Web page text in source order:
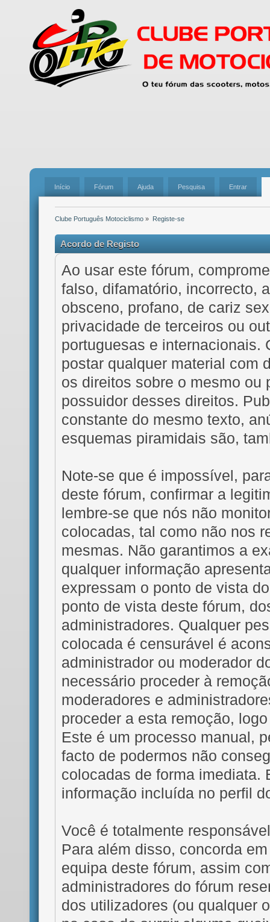
Início Fórum Ajuda Pesquisa Entrar
Clube Português Motociclismo » Registe-se
Acordo de Registo
Ao usar este fórum,
falso, difamatório, incorrecto,
obsceno, profano, de cariz
privacidade de terceiros ou
portuguesas e internacionais.
postar qualquer material com
os direitos sobre o mesmo ou
possuidor desses direitos.
constante do mesmo texto,
esquemas piramidais são,
Note-se que é impossível,
deste fórum, confirmar a
lembre-se que nós não
colocadas, tal como não nos
mesmas. Não garantimos a
qualquer informação
expressam o ponto de vista
ponto de vista deste fórum,
administradores. Qualquer
colocada é censurável é
administrador ou moderador
necessário proceder à
moderadores e
proceder a esta remoção,
Este é um processo manual,
facto de podermos não
colocadas de forma imediata.
informação incluída no perfil
Você é totalmente
Para além disso, concorda
equipa deste fórum, assim
administradores do fórum
dos utilizadores (ou qualquer